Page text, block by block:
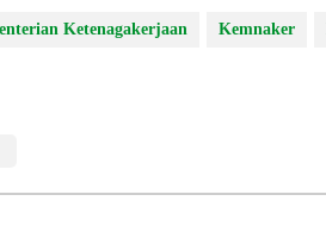
Ketenagakerjaan Kemnaker